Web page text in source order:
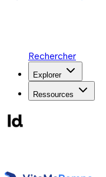
Rechercher
Explorer
Ressources